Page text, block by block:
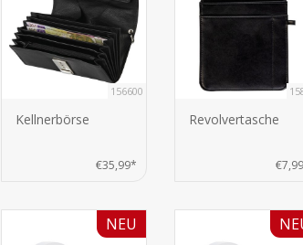
156600
Kellnerbörse
€35,99*
Revolvertasche
NEU